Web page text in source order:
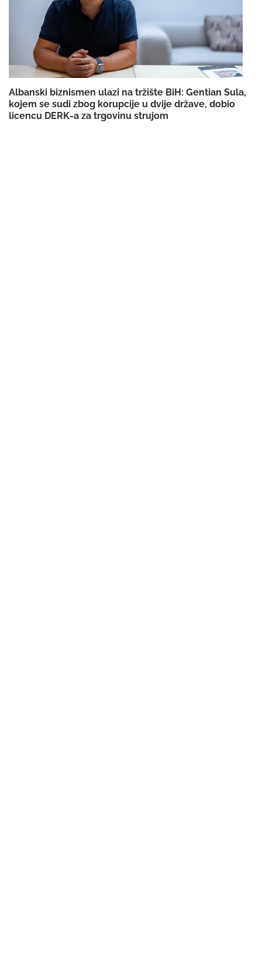
Albanski biznismen ulazi na tržište BiH: Gentian Sula,
kojem se sudi zbog korupcije u dvije države, dobio
licencu DERK-a za trgovinu strujom